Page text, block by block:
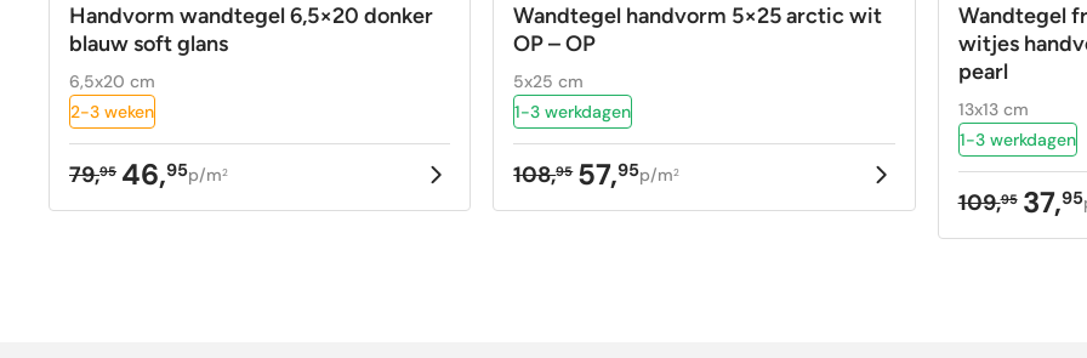
Handvorm wandtegel 6,5×20 donker
blauw soft glans
6,5x20 cm
2-3 weken
79,95
Oorspronkelijke
prijs
46,95
Huidige
prijs
p/m2
Wandtegel handvorm 5×25 arctic wit
OP – OP
5x25 cm
1-3 werkdagen
108,95
Oorspronkelijke
prijs
57,95
Huidige
prijs
p/m2
Wandtegel
witjes
pearl
13x13 cm
1-3 werkdagen
109,95
prijs
37,95
Huidige
prijs